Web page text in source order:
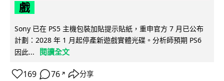
戲
Sony 已在 PS5 主機包裝加貼提示貼紙，重申官方 7 月已公布
計劃：2028 年 1 月起停產新遊戲實體光碟。分析師預期 PS6
因此...
閱讀全文
169 76 ↗ 分享